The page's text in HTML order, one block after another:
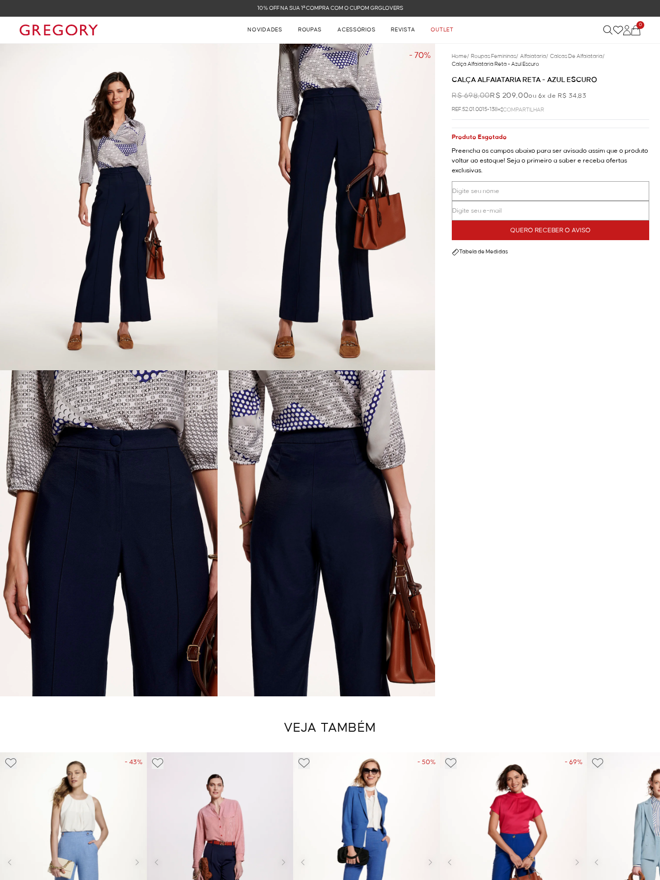
FRETE GRÁTIS NAS COMPRAS ACIMA DE R$ 899
NOVIDADES ROUPAS ACESSÓRIOS REVISTA OUTLET
0
- 70% Home/ Roupas Femininas/ Alfaiataria/ Calcas De Alfaiataria/
Calça Alfaiataria Reta - Azul Escuro
CALÇA ALFAIATARIA RETA - AZUL ESCURO
R$ 698,00R$ 209,00ou 6x de R$ 34,83
REF.52.01.0015-138 COMPARTILHAR
Produto Esgotado
Preencha os campos abaixo para ser avisado assim que o produto
voltar ao estoque! Seja o primeiro a saber e receba ofertas
exclusivas.
QUERO RECEBER O AVISO
Tabela de Medidas
VEJA TAMBÉM
- 43% - 50% - 69%